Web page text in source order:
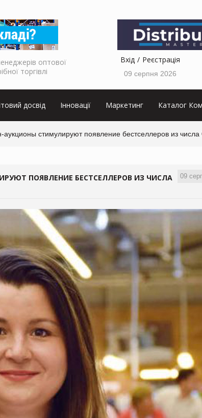
оптової
торгівлі
Вхід Реєстрація
09 серпня 2026
досвід Інновації Маркетинг Каталог
стимулируют появление бестселлеров из
09
ПОЯВЛЕНИЕ БЕСТСЕЛЛЕРОВ ИЗ ЧИСЛА